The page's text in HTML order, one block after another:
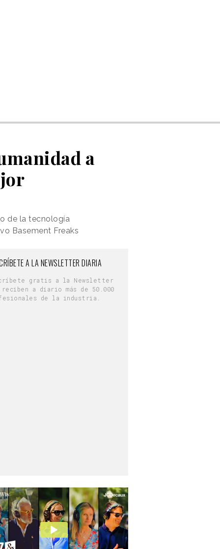
a
de la tecnología
Basement Freaks
A LA NEWSLETTER DIARIA
gratis a la Newsletter
reciben a diario más de 50.000
de la industria.